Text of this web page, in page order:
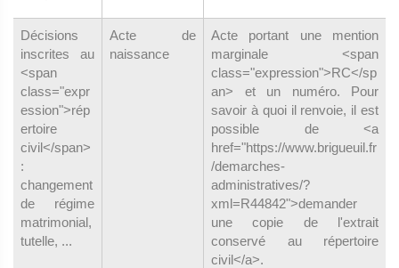
Décisions
inscrites au
<span
class="expr
ession">rép
ertoire
civil</span>
:
changement
de régime
matrimonial,
tutelle, ...
Acte de
naissance
Acte portant une mention
marginale <span
class="expression">RC</sp
an> et un numéro. Pour
savoir à quoi il renvoie, il est
possible de <a
href="https://www.brigueuil.fr
/demarches-
administratives/?
xml=R44842">demander
une copie de l'extrait
conservé au répertoire
civil</a>.